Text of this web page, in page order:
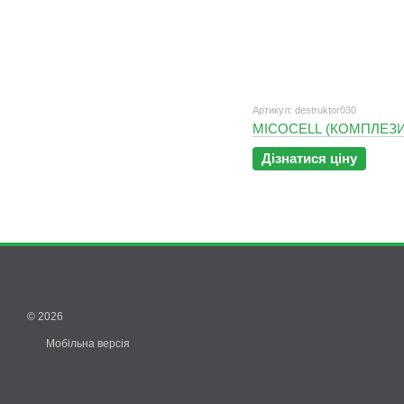
Артикул: destruktor030
MICOCELL
Дізнатися ціну
© 2026
Мобільна версія